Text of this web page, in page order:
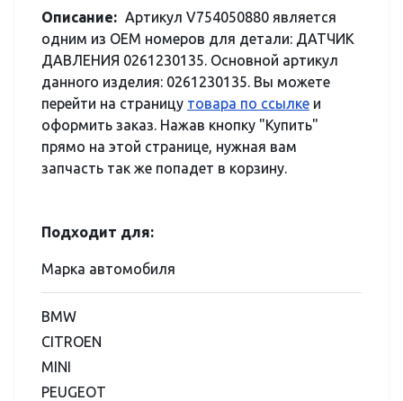
Описание: Артикул V754050880 является
одним из OEM номеров для детали: ДАТЧИК
ДАВЛЕНИЯ 0261230135. Основной артикул
данного изделия: 0261230135. Вы можете
перейти на страницу товара по ссылке и
оформить заказ. Нажав кнопку "Купить"
прямо на этой странице, нужная вам
запчасть так же попадет в корзину.
Подходит для:
Марка автомобиля
BMW
CITROEN
MINI
PEUGEOT